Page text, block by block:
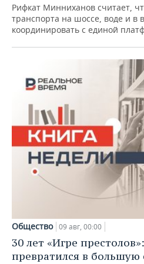
Рифкат Минниханов считает,
транспорта на шоссе, воде и в
координировать с единой
Общество 09 авг, 00:00
30 лет «Игре
превратился в большую